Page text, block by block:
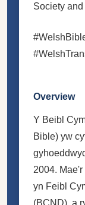
Society
Overview
Y Beibl
Bible) yw
2004.
yn Feibl
(BCND), a